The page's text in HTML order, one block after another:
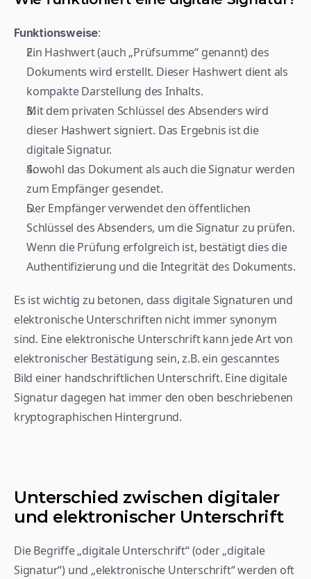
Funktionsweise:
Ein Hashwert (auch „Prüfsumme“ genannt) des
Dokuments wird erstellt. Dieser Hashwert dient als
kompakte Darstellung des Inhalts.
Mit dem privaten Schlüssel des Absenders wird
dieser Hashwert signiert. Das Ergebnis ist die
digitale Signatur.
Sowohl das Dokument als auch die Signatur werden
zum Empfänger gesendet.
Der Empfänger verwendet den öffentlichen
Schlüssel des Absenders, um die Signatur zu prüfen.
Wenn die Prüfung erfolgreich ist, bestätigt dies die
Authentifizierung und die Integrität des Dokuments.
Es ist wichtig zu betonen, dass digitale Signaturen und
elektronische Unterschriften nicht immer synonym
sind. Eine elektronische Unterschrift kann jede Art von
elektronischer Bestätigung sein, z.B. ein gescanntes
Bild einer handschriftlichen Unterschrift. Eine digitale
Signatur dagegen hat immer den oben beschriebenen
kryptographischen Hintergrund.
Unterschied zwischen digitaler
und elektronischer Unterschrift
Die Begriffe „digitale Unterschrift“ (oder „digitale
Signatur“) und „elektronische Unterschrift“ werden oft